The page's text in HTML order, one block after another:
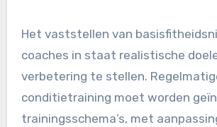
Het vaststellen van
coaches in staat realistische
verbetering te stellen.
conditietraining moet worden
trainingsschema’s, met